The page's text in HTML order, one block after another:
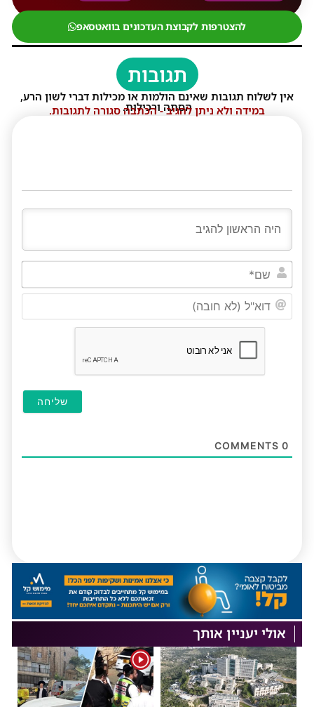
להצטרפות לקבוצת העדכונים בוואטסאפ
תגובות
אין לשלוח תגובות שאינם הולמות או מכילות דברי לשון הרע,
הסתה ורכילות.
במידה ולא ניתן להגיב - הכתבה סגורה לתגובות.
0
אולי יעניין אותך
1